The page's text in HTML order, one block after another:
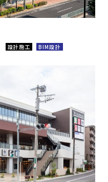
設計施工 BIM設計